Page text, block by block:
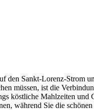
den Sankt-Lorenz-Strom
müssen, ist die
köstliche Mahlzeiten und
während Sie die